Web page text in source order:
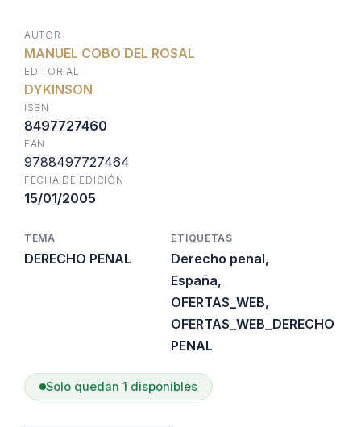
original
era:
$111.900.
actual
AUTOR
MANUEL COBO DEL ROSAL
EDITORIAL
DYKINSON
ISBN
8497727460
EAN
9788497727464
FECHA DE EDICIÓN
15/01/2005
TEMA
DERECHO PENAL
ETIQUETAS
Derecho penal,
España,
OFERTAS_WEB,
OFERTAS_WEB_DERECHO
PENAL
Solo quedan 1 disponibles